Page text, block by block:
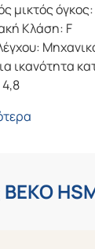
μικτός
Κλάση: F
ικανότητα